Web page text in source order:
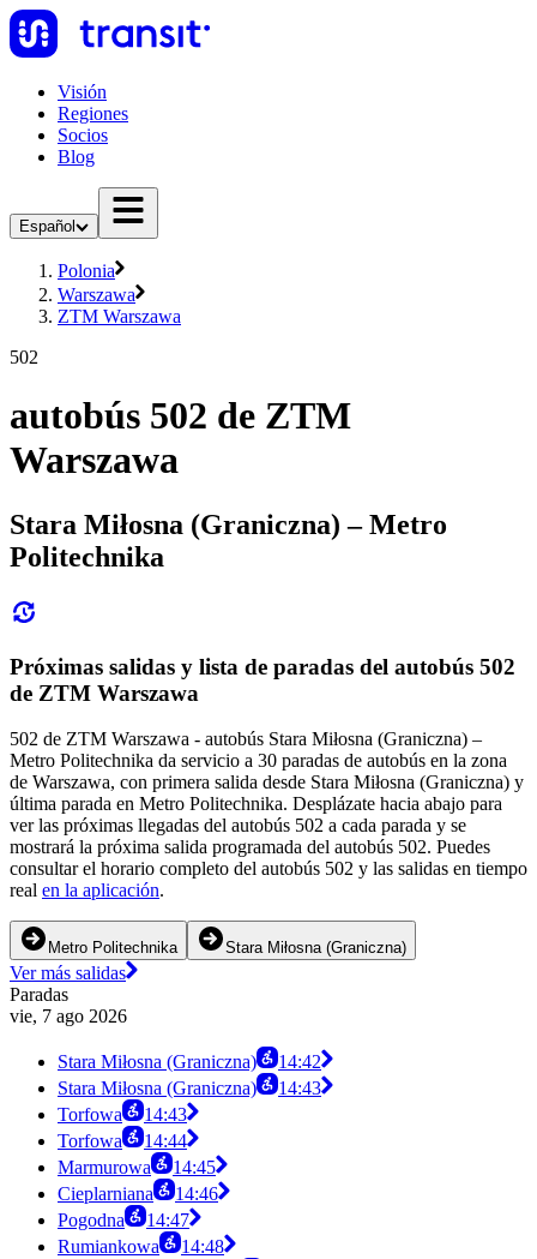
Visión
Regiones
Socios
Blog
Español
Polonia
Warszawa
ZTM Warszawa
502
autobús 502 de ZTM
Warszawa
Stara Miłosna (Graniczna) – Metro
Politechnika
Próximas salidas y lista de paradas del autobús 502
de ZTM Warszawa
502 de ZTM Warszawa - autobús Stara Miłosna (Graniczna) –
Metro Politechnika da servicio a 30 paradas de autobús en la zona
de Warszawa, con primera salida desde Stara Miłosna (Graniczna) y
última parada en Metro Politechnika. Desplázate hacia abajo para
ver las próximas llegadas del autobús 502 a cada parada y se
mostrará la próxima salida programada del autobús 502. Puedes
consultar el horario completo del autobús 502 y las salidas en tiempo
real en la aplicación.
Metro Politechnika Stara Miłosna (Graniczna)
Ver más salidas
Paradas
vie, 7 ago 2026
Stara Miłosna (Graniczna)
14:42
Stara Miłosna (Graniczna)
14:43
Torfowa
14:43
Torfowa
14:44
Marmurowa
14:45
Cieplarniana
14:46
Pogodna
14:47
Rumiankowa
14:48